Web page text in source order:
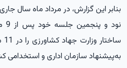
بنابر این گزارش، در مرداد ماه سال
به‌پیشنهاد سازمان اداری و استخدامی